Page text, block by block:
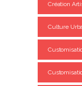
Création
Culture